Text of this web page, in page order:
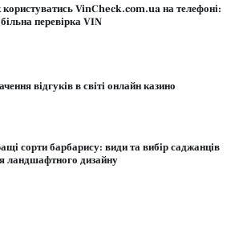
VinCheck.com.ua на телефоні:
перевірка VIN
відгуків в світі онлайн казино
сорти барбарису: види та вибір саджанців
ландшафтного дизайну